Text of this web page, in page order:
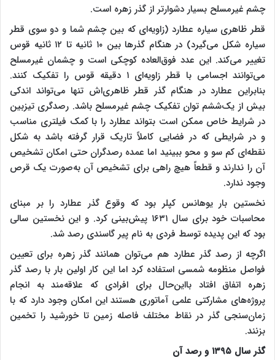
چشم غیرمسلح بسیار دشوارتر از گذر زهره است.
قطر ظاهری سیاره عطارد (زاویه‌ای که بین چشم شما و دو سوی قطر
سیاره شکل می‌گیرد) در هنگام گذرها بین ۱۰ ثانیه تا ۱۲ ثانیه قوس
تغییر می‌کند. این عدد فوق‌العاده کوچکی است و چشمان غیرمسلح
می‌توانند اجسامی با قطر زاویه‌ای ۱ دقیقه قوس را تفکیک کنند.
بنابراین عطارد در هنگام گذر قطر ظاهری‌اش تنها می‌تواند اندکی
بیش از یک‌ششم توان تفکیک چشم غیرمسلح باشد. رصدگری تیزبین
در شرایط خاص ممکن است بتواند عطارد را با کمک فیلتری مناسب
و در شرایطی که در فضایی کاملاً تاریک قرار گرفته باشد به شکل
نقطه‌ای کم سو و محو ببینید اما عمده رصدگران حتی امکان تشخیص
آن را ندارند و قطعاً هیچ راهی برای تشخیص آن به‌صورت یک قرص
وجود ندارد.
نخستین بار یوهانس کپلر بود که وقوع گذر عطارد را بر مبنای
محاسبات خود برای سال ۱۶۳۱ پیش‌بینی کرد. و این نخستین سالی
بود که این پدیده توسط فردی به نام پیر گاسندی رصد شد.
اگرچه از رصد گذر عطارد هم می‌توان همانند گذر زهره برای تعیین
فواصل منظومه شمسی استفاده کرد اما این کار اولین بار با رصد گذر
زهره اتفاق افتاد بااین‌حال برای افرادی که علاقه‌مند به انجام
پروژه‌های مشارکتی علمی آماتوری هستند این امکان وجود دارد که با
زمان‌سنجی گذر در نقاط مختلف فاصله زمین تا خورشید را تخمین
بزنند.
گذر سال ۱۳۹۵ و رصد آن